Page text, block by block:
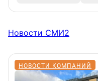
Новости СМИ2
НОВОСТИ КОМПАНИЙ